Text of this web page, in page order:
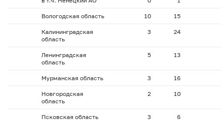
Вологодская область 10 15
Калининградская
область
3 24
Ленинградская
область
5 13
Мурманская область 3 16
Новгородская
область
2 10
Псковская область 3 6